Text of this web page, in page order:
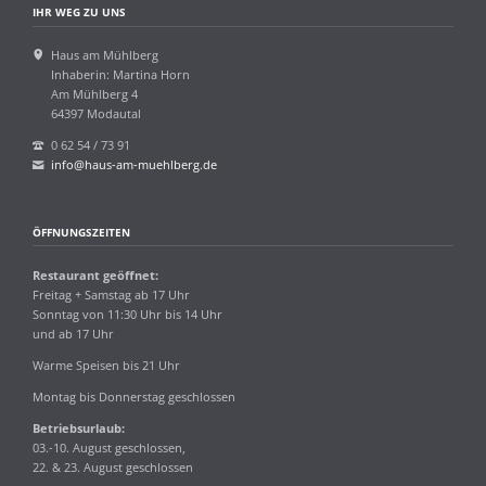
IHR WEG ZU UNS
Haus am Mühlberg
Inhaberin: Martina Horn
Am Mühlberg 4
64397 Modautal
0 62 54 / 73 91
info@haus-am-muehlberg.de
ÖFFNUNGSZEITEN
Restaurant geöffnet:
Freitag + Samstag ab 17 Uhr
Sonntag von 11:30 Uhr bis 14 Uhr
und ab 17 Uhr
Warme Speisen bis 21 Uhr
Montag bis Donnerstag geschlossen
Betriebsurlaub:
03.-10. August geschlossen,
22. & 23. August geschlossen